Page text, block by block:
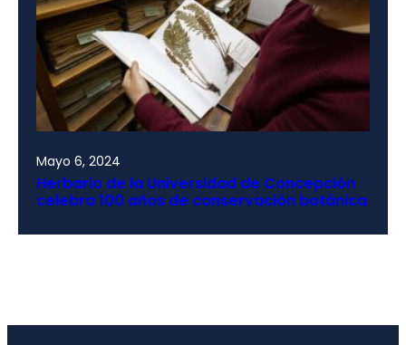
Mayo 6, 2024
Herbario de la Universidad de Concepción
celebra 100 años de conservación botánica